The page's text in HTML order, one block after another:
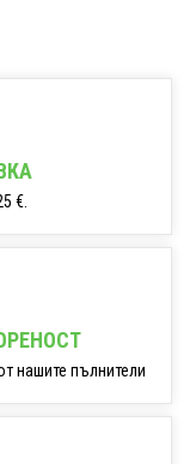
€.
нашите пълнители